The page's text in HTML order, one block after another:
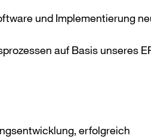
und Implementierung
auf Basis unseres
erfolgreich